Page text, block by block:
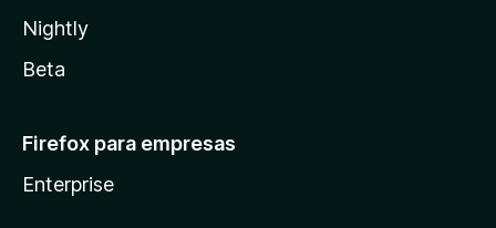
Nightly
Beta
Firefox para empresas
Enterprise